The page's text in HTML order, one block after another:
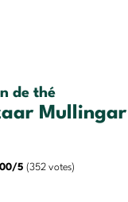
de thé
Mullingar
5 (352 votes)